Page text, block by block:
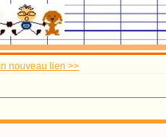
nouveau lien >>